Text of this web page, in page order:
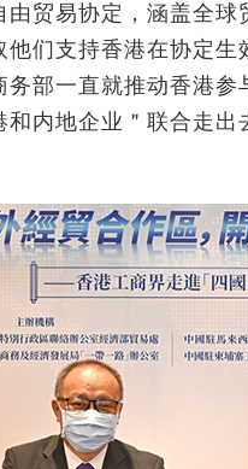
贸易协定，涵盖全
他们支持香港在协定
部一直就推动香港
和内地企业＂联合走